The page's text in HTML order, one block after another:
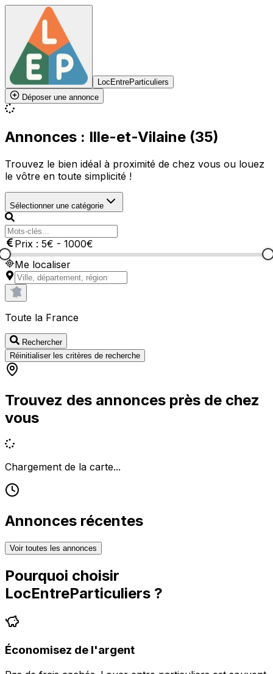
LocEntreParticuliers
Déposer une annonce
Annonces : Ille-et-Vilaine (35)
Trouvez le bien idéal à proximité de chez vous ou louez
le vôtre en toute simplicité !
Sélectionner une catégorie
Prix : 5€ - 1000€
Me localiser
Toute la France
Rechercher
Réinitialiser les critères de recherche
Trouvez des annonces près de chez
vous
Chargement de la carte...
Annonces récentes
Voir toutes les annonces
Pourquoi choisir
LocEntreParticuliers ?
Économisez de l'argent